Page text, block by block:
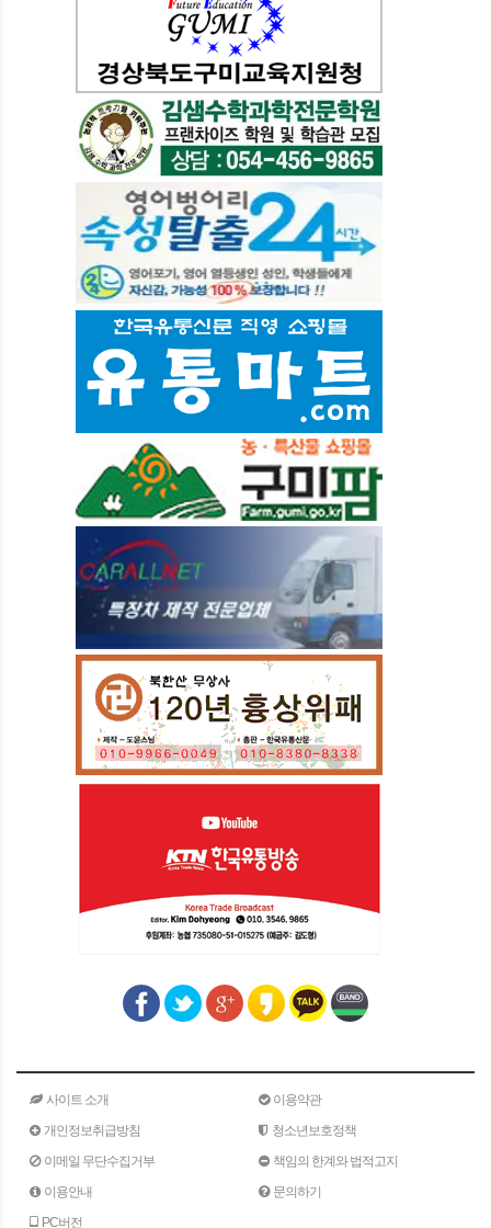
사이트 소개
이용약관
개인정보취급방침
청소년보호정책
이메일 무단수집거부
책임의 한계와 법적고지
이용안내
문의하기
PC버전